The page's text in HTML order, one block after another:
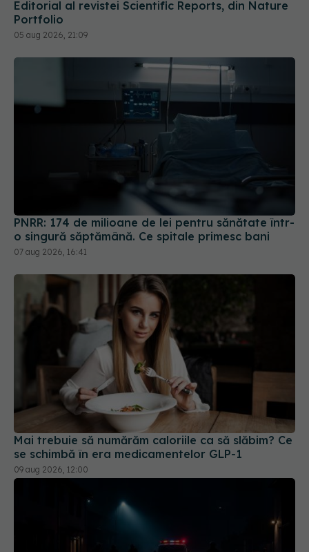
PNRR: 174 de milioane de lei pentru sănătate într-
o singură săptămână. Ce spitale primesc bani
Mai trebuie să numărăm caloriile ca să slăbim? Ce
se schimbă în era medicamentelor GLP-1
09 aug 2026, 12:00